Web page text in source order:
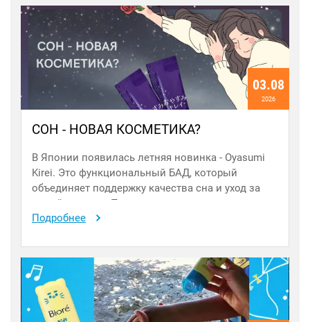
03.08
2026
СОН - НОВАЯ КОСМЕТИКА?
В Японии появилась летняя новинка - Oyasumi
Kirei. Это функциональный БАД, который
объединяет поддержку качества сна и уход за
кожей изнутри. Пока мы спим, организм
продолжает активно восстанавливаться.
чем питание, физическая активность и
привычный уход за кожей.
Подробнее